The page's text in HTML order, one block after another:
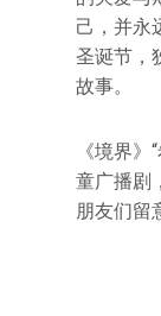
己，并永
圣诞节，
故事。
《境界
童广播剧
朋友们留